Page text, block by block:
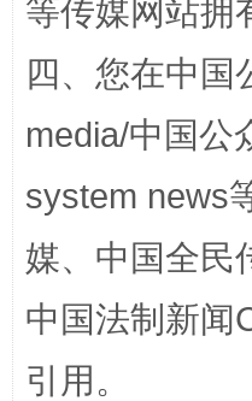
“蜀中异人”王建安
等传媒网站拥
四、您在中国
media/中国公
system news
媒、中国全民
中国法制新闻
引用。